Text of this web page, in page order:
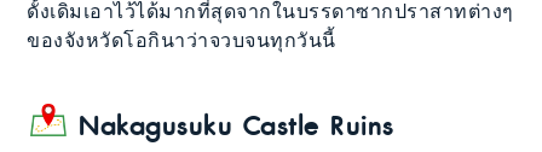
ดั้งเดิมเอาไว้ได้มากที่สุดจากในบรรดาซากปราสาทต่างๆ
ของจังหวัดโอกินาว่าจวบจนทุกวันนี้
Nakagusuku Castle Ruins